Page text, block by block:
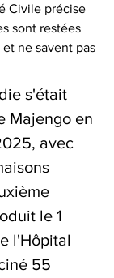
Civile précise
sont restées
et ne savent pas
s'était
Majengo en
avec
le 1
l'Hôpital
55